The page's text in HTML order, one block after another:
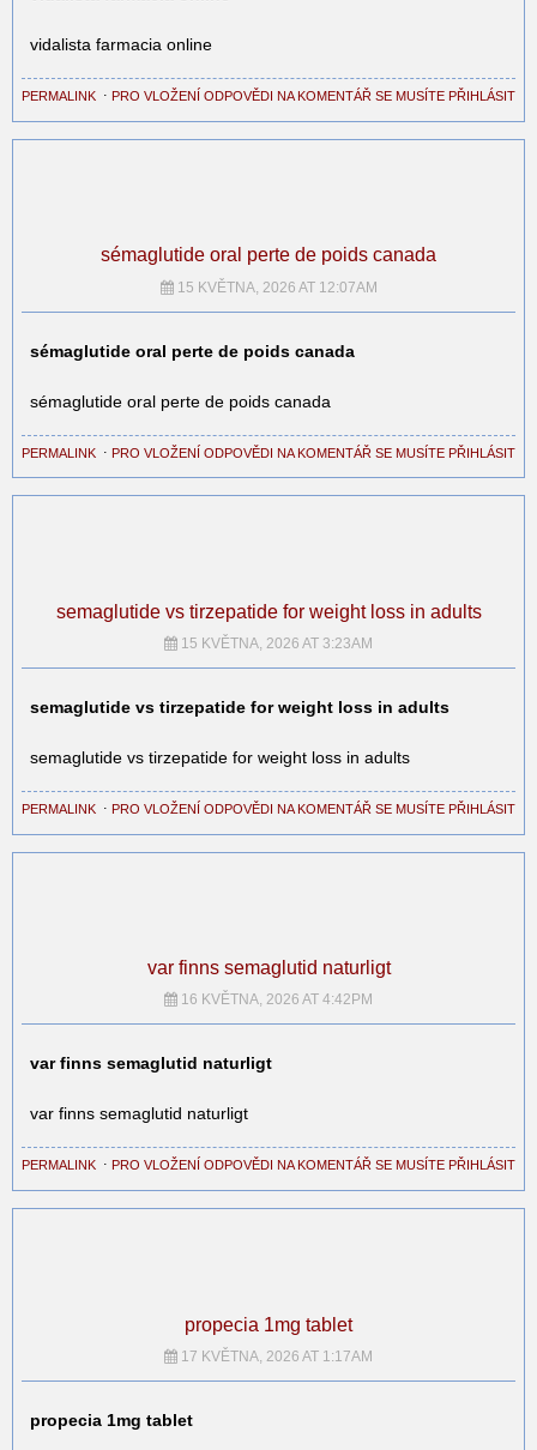
vidalista farmacia online
PERMALINK ⋅ PRO VLOŽENÍ ODPOVĚDI NA KOMENTÁŘ SE MUSÍTE PŘIHLÁSIT
sémaglutide oral perte de poids canada
15 KVĚTNA, 2026 AT 12:07AM
sémaglutide oral perte de poids canada
sémaglutide oral perte de poids canada
PERMALINK ⋅ PRO VLOŽENÍ ODPOVĚDI NA KOMENTÁŘ SE MUSÍTE PŘIHLÁSIT
semaglutide vs tirzepatide for weight loss in adults
15 KVĚTNA, 2026 AT 3:23AM
semaglutide vs tirzepatide for weight loss in adults
semaglutide vs tirzepatide for weight loss in adults
PERMALINK ⋅ PRO VLOŽENÍ ODPOVĚDI NA KOMENTÁŘ SE MUSÍTE PŘIHLÁSIT
var finns semaglutid naturligt
16 KVĚTNA, 2026 AT 4:42PM
var finns semaglutid naturligt
var finns semaglutid naturligt
PERMALINK ⋅ PRO VLOŽENÍ ODPOVĚDI NA KOMENTÁŘ SE MUSÍTE PŘIHLÁSIT
propecia 1mg tablet
17 KVĚTNA, 2026 AT 1:17AM
propecia 1mg tablet